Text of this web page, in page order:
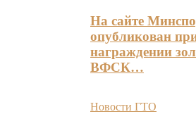
На сайте
опубликован
награждении
ВФСК…
Новости ГТО